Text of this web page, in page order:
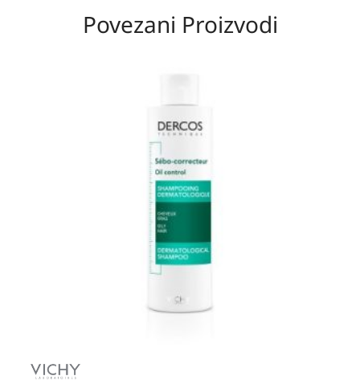
Povezani Proizvodi